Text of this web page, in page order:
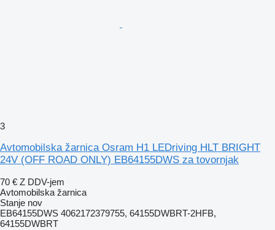
3
Avtomobilska žarnica Osram H1 LEDriving HLT BRIGHT
24V (OFF ROAD ONLY) EB64155DWS za tovornjak
70 € Z DDV-jem
Avtomobilska žarnica
Stanje nov
EB64155DWS 4062172379755, 64155DWBRT-2HFB,
64155DWBRT